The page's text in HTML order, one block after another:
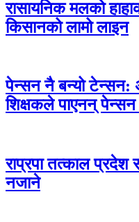
रासायनिक मलको
किसानको लामो लाइन
पेन्सन नै बन्यो टेन्सन:
शिक्षकले पाएनन् पेन्सन
राप्रपा तत्काल प्रदेश
नजाने